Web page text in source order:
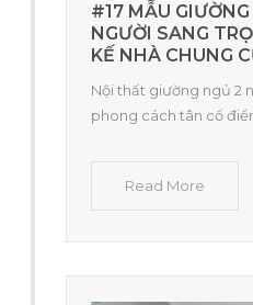
#17 MẪU
NGƯỜI SANG
KẾ NHÀ CHUNG
Nội thất giường ngủ 2
phong cách tân cổ
Read More